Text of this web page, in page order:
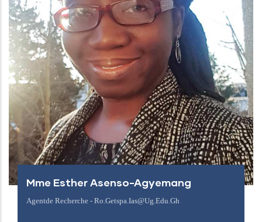
Mme Esther Asenso-Agyemang
Agentde Recherche - Ro.getspa.ias@ug.edu.gh